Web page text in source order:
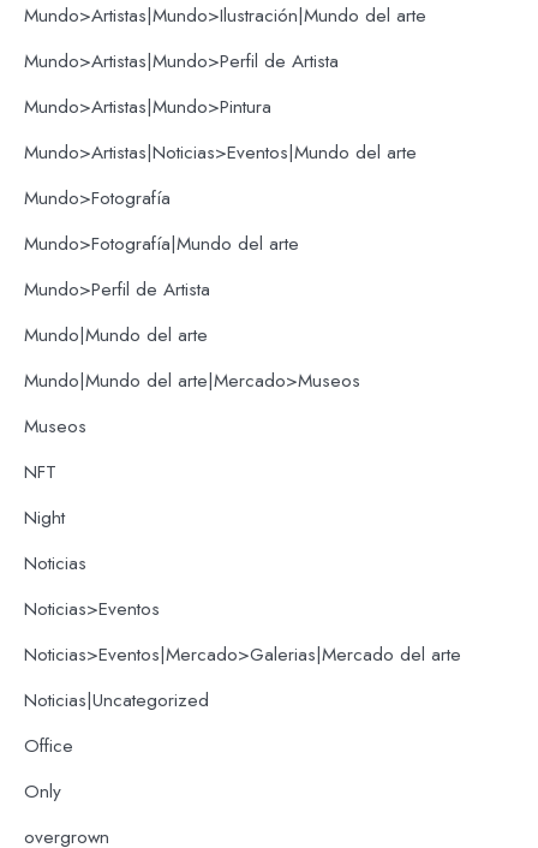
Mundo>Artistas|Mundo>Ilustración|Mundo del arte
Mundo>Artistas|Mundo>Perfil de Artista
Mundo>Artistas|Mundo>Pintura
Mundo>Artistas|Noticias>Eventos|Mundo del arte
Mundo>Fotografía
Mundo>Fotografía|Mundo del arte
Mundo>Perfil de Artista
Mundo|Mundo del arte
Mundo|Mundo del arte|Mercado>Museos
Museos
NFT
Night
Noticias
Noticias>Eventos
Noticias>Eventos|Mercado>Galerias|Mercado del arte
Noticias|Uncategorized
Office
Only
overgrown